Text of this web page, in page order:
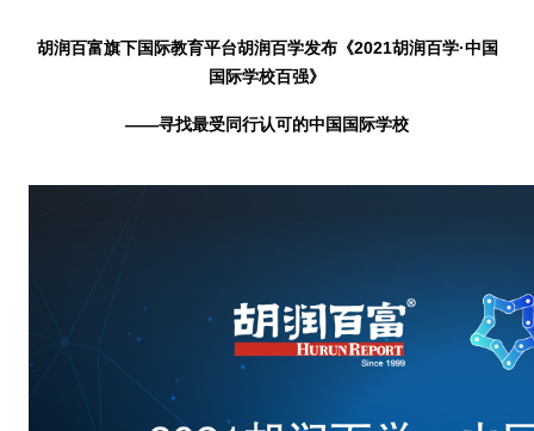
胡润百富旗下国际教育平台胡润百学发布《2021胡润百学·中国
国际学校百强》
——寻找最受同行认可的中国国际学校